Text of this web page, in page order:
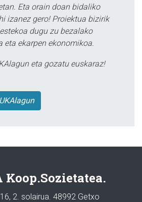
Eta orain doan bidaliko
izanez gero! Proiektua bizirik
dugu zu bezalako
eta ekarpen ekonomikoa.
eta gozatu euskaraz!
Koop.Sozietatea.
2. solairua. 48992 Getxo